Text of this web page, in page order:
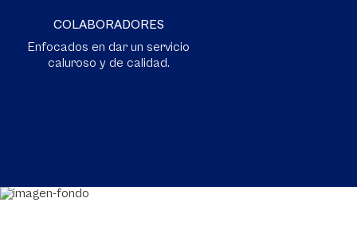
COLABORADORES
Enfocados en dar un servicio
caluroso y de calidad.